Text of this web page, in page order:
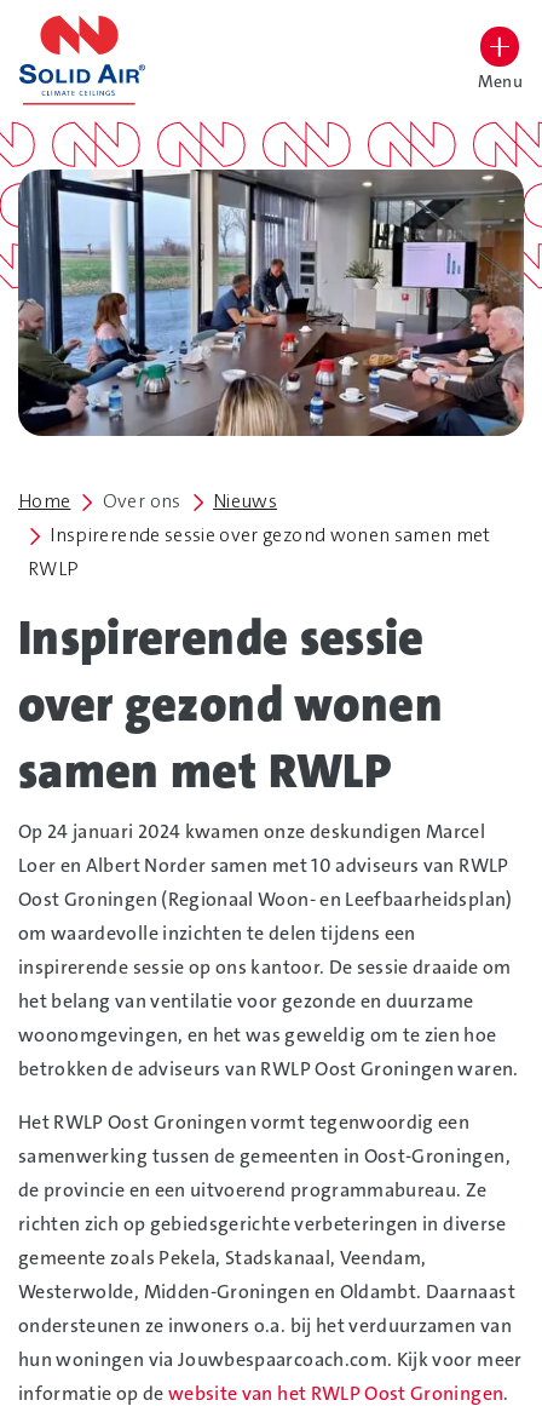
overslaan
Hoog contrast wisselenMenu
Home Over ons
Nieuws
Inspirerende sessie over gezond wonen samen met
RWLP
Inspirerende sessie
over gezond wonen
samen met RWLP
Op 24 januari 2024 kwamen onze deskundigen Marcel
Loer en Albert Norder samen met 10 adviseurs van RWLP
Oost Groningen (Regionaal Woon- en Leefbaarheidsplan)
om waardevolle inzichten te delen tijdens een
inspirerende sessie op ons kantoor. De sessie draaide om
het belang van ventilatie voor gezonde en duurzame
woonomgevingen, en het was geweldig om te zien hoe
betrokken de adviseurs van RWLP Oost Groningen waren.
Het RWLP Oost Groningen vormt tegenwoordig een
samenwerking tussen de gemeenten in Oost-Groningen,
de provincie en een uitvoerend programmabureau. Ze
richten zich op gebiedsgerichte verbeteringen in diverse
gemeente zoals Pekela, Stadskanaal, Veendam,
Westerwolde, Midden-Groningen en Oldambt. Daarnaast
ondersteunen ze inwoners o.a. bij het verduurzamen van
hun woningen via Jouwbespaarcoach.com. Kijk voor meer
informatie op dewebsite van het RWLP Oost Groningen.